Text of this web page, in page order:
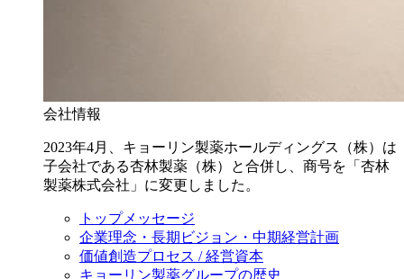
会社情報
2023年4月、キョーリン製薬ホールディングス（株）は
子会社である杏林製薬（株）と合併し、商号を「杏林
製薬株式会社」に変更しました。
トップメッセージ
企業理念・長期ビジョン・中期経営計画
価値創造プロセス / 経営資本
キョーリン製薬グループの歴史